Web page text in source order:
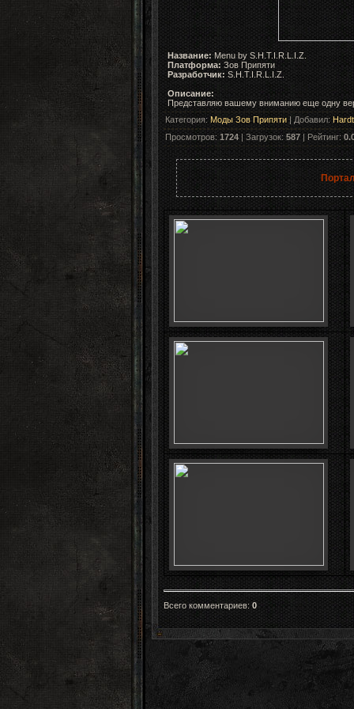
Название:Menu by S.H.T.I.R.L.I.Z.
Платформа: Зов Припяти
Разработчик: S.H.T.I.R.L.I.Z.
Описание:
Представляю вашему вниманию еще одну
Категория: Моды Зов Припяти | Добавил:
Просмотров: 1724 | Загрузок:587 |Рейтинг:
Всего комментариев: 0